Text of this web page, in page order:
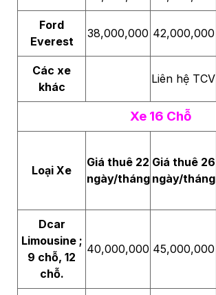
Ford
Everest
38,000,000 42,000,000
Các xe
khác
Liên hệ TCV
Xe 16 Chỗ
Loại Xe
Giá thuê 22
ngày/tháng
Giá thuê 26
ngày/tháng
Dcar
Limousine ;
9 chỗ, 12
chỗ.
40,000,000 45,000,000